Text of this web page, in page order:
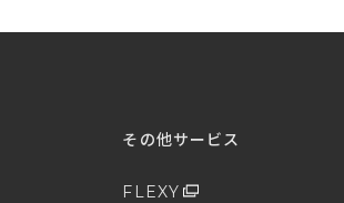
その他サービス
FLEXY